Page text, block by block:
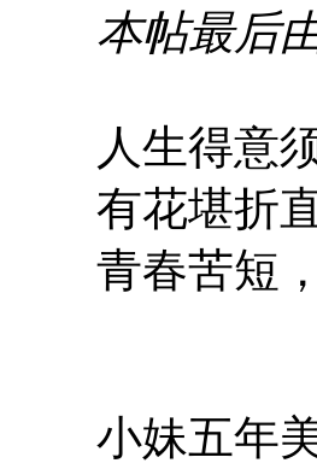
本帖最后
人生得意
有花堪折
青春苦短
小妹五年